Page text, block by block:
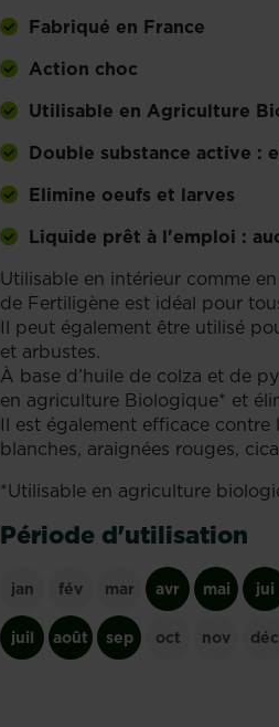
Fabriqué en France
Action choc
Utilisable en Agriculture
Double substance active :
Elimine oeufs et larves
Liquide prêt à l'emploi :
Utilisable en intérieur comme
de Fertiligène est idéal pour
Il peut également être utilisé
et arbustes.
À base d’huile de colza et de
en agriculture Biologique* et
Il est également efficace
blanches, araignées rouges,
*Utilisable en agriculture
Période d'utilisation
jan fév mar avr mai jui
juil août sep oct nov déc